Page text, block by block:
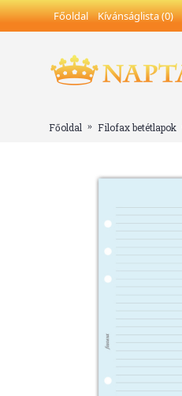
Főoldal Kívánságlista (0)
Főoldal Filofax betétlapok